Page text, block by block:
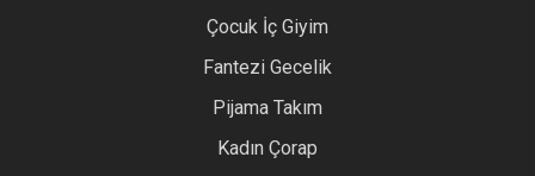
Çocuk İç Giyim
Fantezi Gecelik
Pijama Takım
Kadın Çorap